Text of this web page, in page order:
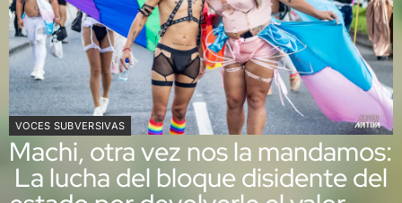
VOCES SUBVERSIVAS
Machi, otra vez nos la mandamos:
La lucha del bloque disidente del